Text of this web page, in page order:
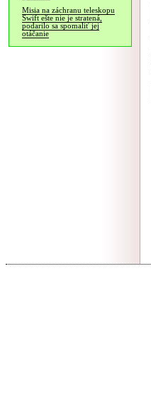
Misia na záchranu teleskopu
Swift ešte nie je stratená,
podarilo sa spomaliť jej
otáčanie